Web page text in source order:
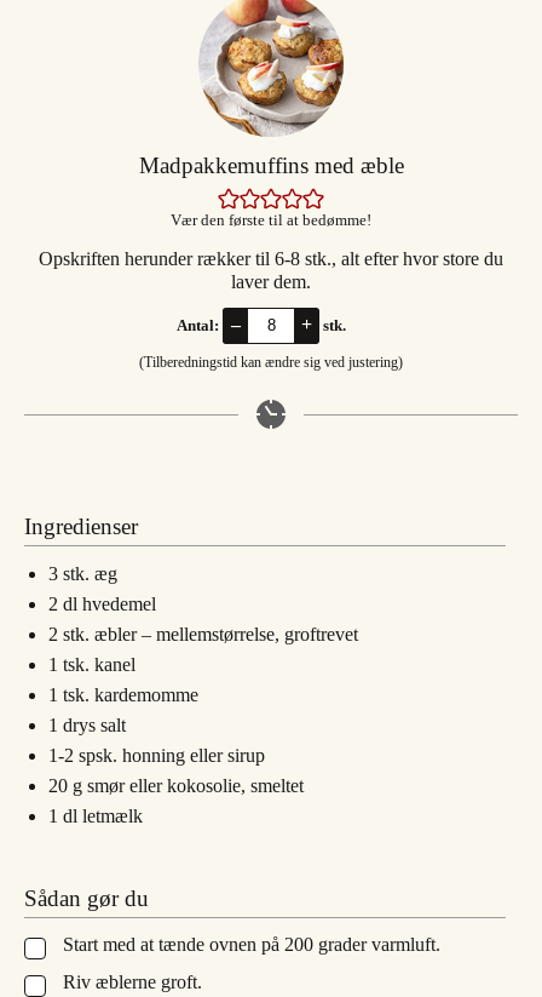
Madpakkemuffins med æble
Vær den første til at bedømme!
Opskriften herunder rækker til 6-8 stk., alt efter hvor store du
laver dem.
Antal: – + stk.
(Tilberedningstid kan ændre sig ved justering)
Ingredienser
3 stk. æg
2 dl hvedemel
2 stk. æbler – mellemstørrelse, groftrevet
1 tsk. kanel
1 tsk. kardemomme
1 drys salt
1-2 spsk. honning eller sirup
20 g smør eller kokosolie, smeltet
1 dl letmælk
Sådan gør du
▢
Start med at tænde ovnen på 200 grader varmluft.
▢
Riv æblerne groft.